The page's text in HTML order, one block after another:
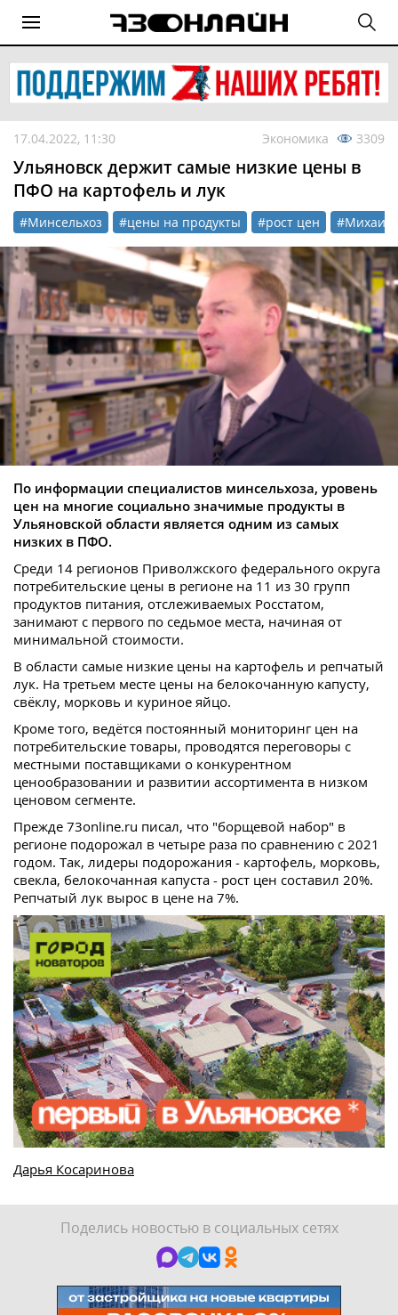
17.04.2022, 11:30 Экономика 3309
Ульяновск держит самые низкие цены в
ПФО на картофель и лук
#Минсельхоз #цены на продукты #рост цен #Михаил
По информации специалистов минсельхоза, уровень
цен на многие социально значимые продукты в
Ульяновской области является одним из самых
низких в ПФО.
Среди 14 регионов Приволжского федерального округа
потребительские цены в регионе на 11 из 30 групп
продуктов питания, отслеживаемых Росстатом,
занимают с первого по седьмое места, начиная от
минимальной стоимости.
В области самые низкие цены на картофель и репчатый
лук. На третьем месте цены на белокочанную капусту,
свёклу, морковь и куриное яйцо.
Кроме того, ведётся постоянный мониторинг цен на
потребительские товары, проводятся переговоры с
местными поставщиками о конкурентном
ценообразовании и развитии ассортимента в низком
ценовом сегменте.
Прежде 73online.ru писал, что "борщевой набор" в
регионе подорожал в четыре раза по сравнению с 2021
годом. Так, лидеры подорожания - картофель, морковь,
свекла, белокочанная капуста - рост цен составил 20%.
Репчатый лук вырос в цене на 7%.
Дарья Косаринова
Поделись новостью в социальных сетях